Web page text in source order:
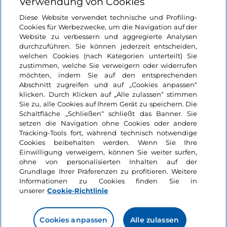
Login
Bleiben wir in Kontakt
Diese Website verwendet technische und Profiling-
Cookies für Werbezwecke, um die Navigation auf der
Website zu verbessern und aggregierte Analysen
durchzuführen. Sie können jederzeit entscheiden,
welchen Cookies (nach Kategorien unterteilt) Sie
zustimmen, welche Sie verweigern oder widerrufen
möchten, indem Sie auf den entsprechenden
Abschnitt zugreifen und auf „Cookies anpassen“
klicken. Durch Klicken auf „Alle zulassen“ stimmen
Sie zu, alle Cookies auf Ihrem Gerät zu speichern. Die
Schaltfläche „Schließen“ schließt das Banner. Sie
setzen die Navigation ohne Cookies oder andere
Tracking-Tools fort, während technisch notwendige
Cookies beibehalten werden. Wenn Sie Ihre
Einwilligung verweigern, können Sie weiter surfen,
ohne von personalisierten Inhalten auf der
Grundlage Ihrer Präferenzen zu profitieren. Weitere
Informationen zu Cookies finden Sie in
unserer Cookie-Richtlinie
Cookies anpassen Alle zulassen